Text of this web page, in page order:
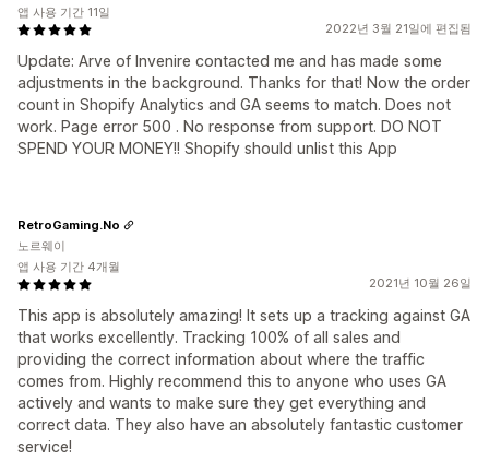
2022년 3월 21일에 편집됨
Update: Arve of Invenire contacted me and has made some
adjustments in the background. Thanks for that! Now the order
count in Shopify Analytics and GA seems to match. Does not
work. Page error 500 . No response from support. DO NOT
SPEND YOUR MONEY!! Shopify should unlist this App
앱 사용 기간 11일
2021년 10월 26일
This app is absolutely amazing! It sets up a tracking against GA
that works excellently. Tracking 100% of all sales and
providing the correct information about where the traffic
comes from. Highly recommend this to anyone who uses GA
actively and wants to make sure they get everything and
correct data. They also have an absolutely fantastic customer
service!
RetroGaming.No
노르웨이
앱 사용 기간 4개월